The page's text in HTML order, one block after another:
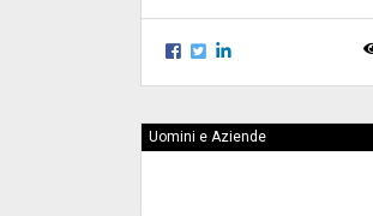
Uomini e Aziende